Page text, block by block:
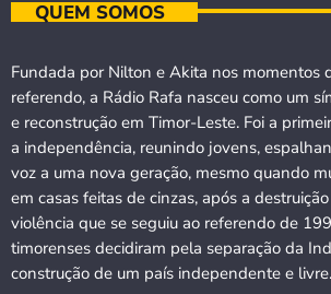
QUEM SOMOS
Fundada por Nilton e Akita nos momentos
referendo, a Rádio Rafa nasceu como um
e reconstrução em Timor-Leste. Foi a
a independência, reunindo jovens,
voz a uma nova geração, mesmo quando
em casas feitas de cinzas, após a
violência que se seguiu ao referendo de
timorenses decidiram pela separação da
construção de um país independente e livre.